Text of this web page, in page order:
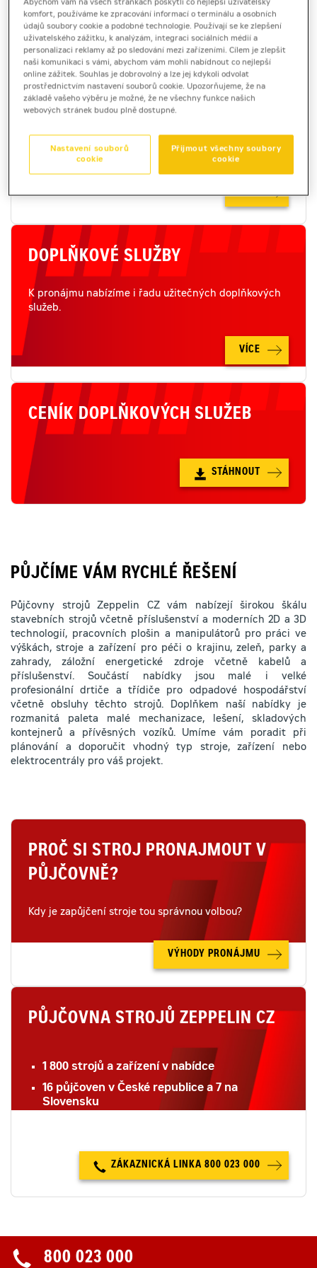
VÍCE
LETECKÉ MAPOVÁNÍ
přehled postupu prací provádíme pomocí dronového
snímkování terénu.
VÍCE
DOPLŇKOVÉ SLUŽBY
K pronájmu nabízíme i řadu užitečných doplňkových
služeb.
VÍCE
CENÍK DOPLŇKOVÝCH SLUŽEB
STÁHNOUT
PŮJČÍME VÁM RYCHLÉ ŘEŠENÍ
Půjčovny strojů Zeppelin CZ vám nabízejí širokou škálu
stavebních strojů včetně příslušenství a moderních 2D a 3D
technologií, pracovních plošin a manipulátorů pro práci ve
výškách, stroje a zařízení pro péči o krajinu, zeleň, parky a
zahrady, záložní energetické zdroje včetně kabelů a
příslušenství. Součástí nabídky jsou malé i velké
profesionální drtiče a třídiče pro odpadové hospodářství
včetně obsluhy těchto strojů. Doplňkem naší nabídky je
rozmanitá paleta malé mechanizace, lešení, skladových
kontejnerů a přívěsných vozíků. Umíme vám poradit při
plánování a doporučit vhodný typ stroje, zařízení nebo
elektrocentrály pro váš projekt.
PROČ SI STROJ PRONAJMOUT V
PŮJČOVNĚ?
Kdy je zapůjčení stroje tou správnou volbou?
VÝHODY PRONÁJMU
PŮJČOVNA STROJŮ ZEPPELIN CZ
1 800 strojů a zařízení v nabídce
16 půjčoven v České republice a 7 na
Slovensku
ZÁKAZNICKÁ LINKA 800 023 000
800 023 000
Abychom vám na všech stránkách poskytli co nejlepší uživatelský
komfort, používáme ke zpracování informací o terminálu a osobních
údajů soubory cookie a podobné technologie. Používají se ke zlepšení
uživatelského zážitku, k analýzám, integraci sociálních médií a
personalizaci reklamy až po sledování mezi zařízeními. Cílem je zlepšit
naši komunikaci s vámi, abychom vám mohli nabídnout co nejlepší
online zážitek. Souhlas je dobrovolný a lze jej kdykoli odvolat
prostřednictvím nastavení souborů cookie. Upozorňujeme, že na
základě vašeho výběru je možné, že ne všechny funkce našich
webových stránek budou plně dostupné.
Přijmout všechny soubory
cookie
Nastavení souborů
cookie